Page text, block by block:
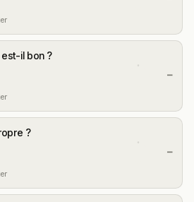
il bon ?
—
?
—